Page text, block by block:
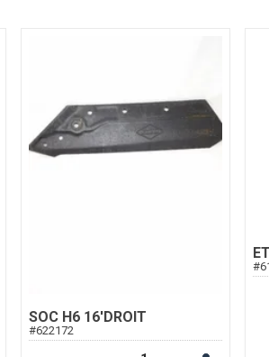
SOC H6 16'DROIT
#622172
#